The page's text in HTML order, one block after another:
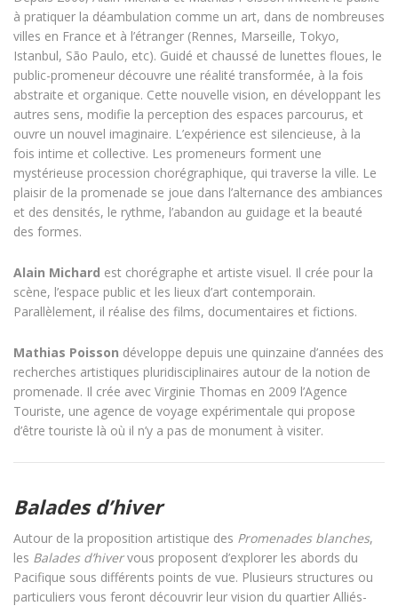
à pratiquer la déambulation comme un art, dans de nombreuses
villes en France et à l’étranger (Rennes, Marseille, Tokyo,
Istanbul, São Paulo, etc). Guidé et chaussé de lunettes floues, le
public-promeneur découvre une réalité transformée, à la fois
abstraite et organique. Cette nouvelle vision, en développant les
autres sens, modifie la perception des espaces parcourus, et
ouvre un nouvel imaginaire. L’expérience est silencieuse, à la
fois intime et collective. Les promeneurs forment une
mystérieuse procession chorégraphique, qui traverse la ville. Le
plaisir de la promenade se joue dans l’alternance des ambiances
et des densités, le rythme, l’abandon au guidage et la beauté
des formes.
Alain Michard est chorégraphe et artiste visuel. Il crée pour la
scène, l’espace public et les lieux d’art contemporain.
Parallèlement, il réalise des films, documentaires et fictions.
Mathias Poisson développe depuis une quinzaine d’années des
recherches artistiques pluridisciplinaires autour de la notion de
promenade. Il crée avec Virginie Thomas en 2009 l’Agence
Touriste, une agence de voyage expérimentale qui propose
d’être touriste là où il n’y a pas de monument à visiter.
Balades d’hiver
Autour de la proposition artistique des Promenades blanches,
les Balades d’hivervous proposent d’explorer les abords du
Pacifique sous différents points de vue. Plusieurs structures ou
particuliers vous feront découvrir leur vision du quartier Alliés-